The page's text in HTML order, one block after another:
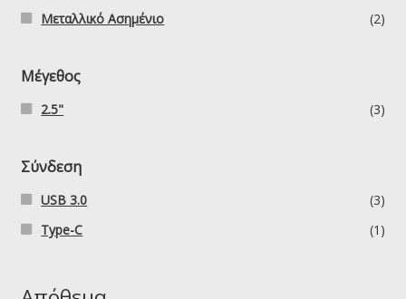
Μεταλλικό Ασημένιο
(2)
Μέγεθος
2.5" (3)
Σύνδεση
USB 3.0
(3)
Type-C
(1)